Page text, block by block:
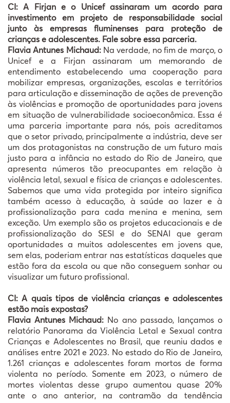
CI: A Firjan e o Unicef assinaram um acordo para
investimento em projeto de responsabilidade social
junto às empresas fluminenses para proteção de
crianças e adolescentes. Fale sobre essa parceria.
Flavia Antunes Michaud:Na verdade, no fim de março, o
Unicef e a Firjan assinaram um memorando de
entendimento estabelecendo uma cooperação para
mobilizar empresas, organizações, escolas e territórios
para articulação e disseminação de ações de prevenção
às violências e promoção de oportunidades para jovens
em situação de vulnerabilidade socioeconômica. Essa é
uma parceria importante para nós, pois acreditamos
que o setor privado, principalmente a indústria, deve ser
um dos protagonistas na construção de um futuro mais
justo para a infância no estado do Rio de Janeiro, que
apresenta números tão preocupantes em relação à
violência letal, sexual e física de crianças e adolescentes.
Sabemos que uma vida protegida por inteiro significa
também acesso à educação, à saúde ao lazer e à
profissionalização para cada menina e menina, sem
exceção. Um exemplo são os projetos educacionais e de
profissionalização do SESI e do SENAI que geram
oportunidades a muitos adolescentes em jovens que,
sem elas, poderiam entrar nas estatísticas daqueles que
estão fora da escola ou que não conseguem sonhar ou
visualizar um futuro profissional.
CI: A quais tipos de violência crianças e adolescentes
estão mais expostas?
Flavia Antunes Michaud: No ano passado, lançamos o
relatório Panorama da Violência Letal e Sexual contra
Crianças e Adolescentes no Brasil, que reuniu dados e
análises entre 2021 e 2023. No estado do Rio de Janeiro,
1.261 crianças e adolescentes foram mortos de forma
violenta no período. Somente em 2023, o número de
mortes violentas desse grupo aumentou quase 20%
ante o ano anterior, na contramão da tendência